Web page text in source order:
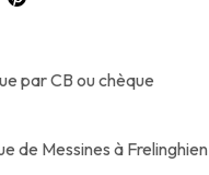
par CB ou chèque
de Messines à Frelinghien